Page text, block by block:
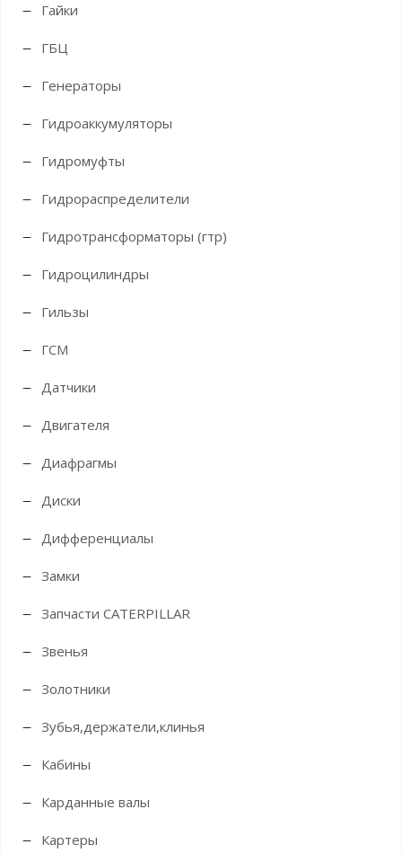
Гайки
ГБЦ
Генераторы
Гидроаккумуляторы
Гидромуфты
Гидрораспределители
Гидротрансформаторы (гтр)
Гидроцилиндры
Гильзы
ГСМ
Датчики
Двигателя
Диафрагмы
Диски
Дифференциалы
Замки
Запчасти CATERPILLAR
Звенья
Золотники
Зубья,держатели,клинья
Кабины
Карданные валы
Картеры